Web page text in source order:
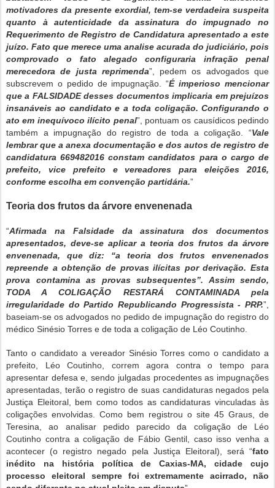
motivadores da presente exordial, tem-se verdadeira suspeita
quanto à autenticidade da assinatura do impugnado no
Requerimento de Registro de Candidatura apresentado a este
juízo. Fato que merece uma analise acurada do judiciário, pois
comprovado o fato alegado configuraria infração penal
merecedora de justa reprimenda”, pedem os advogados que
subscrevem o pedido de impugnação. “É imperioso mencionar
que a FALSIDADE desses documentos implicaria em prejuízos
insanáveis ao candidato e a toda coligação. Configurando o
ato em inequívoco ilícito penal”, pontuam os causídicos pedindo
também a impugnação do registro de toda a coligação. “Vale
lembrar que a anexa documentação e dos autos de registro de
candidatura 669482016 constam candidatos para o cargo de
prefeito, vice prefeito e vereadores para eleições 2016,
conforme escolha em convenção partidária.”
Teoria dos frutos da árvore envenenada
“Afirmada na Falsidade da assinatura dos documentos
apresentados, deve-se aplicar a teoria dos frutos da árvore
envenenada, que diz: “a teoria dos frutos envenenados
repreende a obtenção de provas ilícitas por derivação. Esta
prova contamina as provas subsequentes”. Assim sendo,
TODA A COLIGAÇÃO RESTARÁ CONTAMINADA pela
irregularidade do Partido Republicando Progressista - PRP.”,
baseiam-se os advogados no pedido de impugnação do registro do
médico Sinésio Torres e de toda a coligação de Léo Coutinho.
Tanto o candidato a vereador Sinésio Torres como o candidato a
prefeito, Léo Coutinho, correm agora contra o tempo para
apresentar defesa e, sendo julgadas procedentes as impugnações
apresentadas, terão o registro de suas candidaturas negados pela
Justiça Eleitoral, bem como todos as candidaturas vinculadas às
coligações envolvidas. Como bem registrou o site 45 Graus, de
Teresina, ao analisar pedido parecido da coligação de Léo
Coutinho contra a coligação de Fábio Gentil, caso isso venha a
acontecer (o registro negado pela Justiça Eleitoral), será “fato
inédito na história política de Caxias-MA, cidade cujo
processo eleitoral sempre foi extremamente acirrado, não